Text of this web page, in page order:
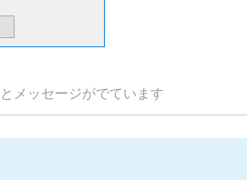
メッセージがでています